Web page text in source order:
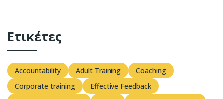
Ετικέτες
Accountability Adult Training
Coaching
Corporate training
Effective Feedback